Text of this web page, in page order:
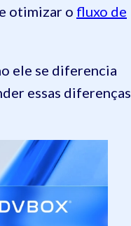
otimizar o fluxo de
ele se diferencia
essas diferenças